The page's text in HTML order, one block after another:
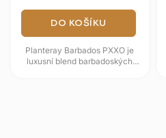
DO KOŠÍKU
Planteray Barbados PXXO je
luxusní blend barbadoských